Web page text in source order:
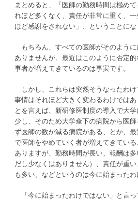
まとめると、「医師の勤務時間は極め
れほど多くなく、責任が非常に重く、
ほど感謝をされない」、ということにな
もちろん、すべての医師がそのように
ありませんが、最近はこのように否定
事者が増えてきているのは事実です。
しかし、これらは突然そうなったわけ
事情はそれほど大きく変わるわけではあ
とを言えば、新研修医制度の導入で大
少し、そのため大学傘下の病院から医
ず医師の数が減る病院がある、とか、
で医師をやめていく者が増えてきてい
ありますが、勤務時間が長い、報酬は
だし少なくはありません）、責任が重
も多い、などというのは今に始まったわ
「今に始まったわけではない」と言っ